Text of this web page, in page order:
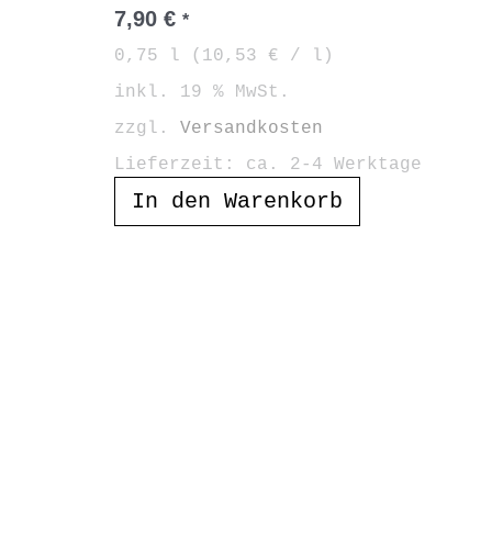
7,90 € *
0,75 l ( 10,53 € / l )
inkl. 19 % MwSt.
zzgl. Versandkosten
Lieferzeit: ca. 2-4 Werktage
In den Warenkorb